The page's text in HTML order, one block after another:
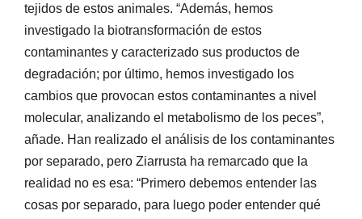
tejidos de estos animales. “Además, hemos
investigado la biotransformación de estos
contaminantes y caracterizado sus productos de
degradación; por último, hemos investigado los
cambios que provocan estos contaminantes a nivel
molecular, analizando el metabolismo de los peces”,
añade. Han realizado el análisis de los contaminantes
por separado, pero Ziarrusta ha remarcado que la
realidad no es esa: “Primero debemos entender las
cosas por separado, para luego poder entender qué